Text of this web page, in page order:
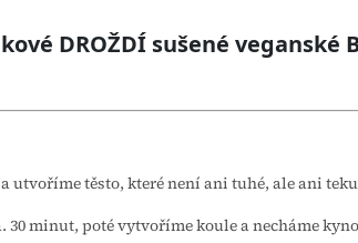
utvoříme těsto, které není ani tuhé, ale ani
30 minut, poté vytvoříme koule a necháme